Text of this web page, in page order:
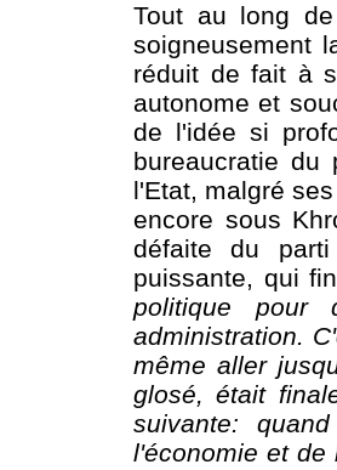
Tout au long
soigneusement
réduit de fait à
autonome et
de l'idée si
bureaucratie du
l'Etat, malgré
encore sous
défaite du
puissante, qui
politique pour
administration.
même aller
glosé, était
suivante:
l'économie et de